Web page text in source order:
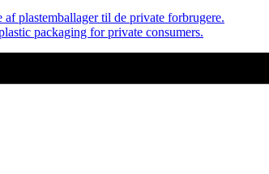
plastemballager til de private forbrugere.
packaging for private consumers.